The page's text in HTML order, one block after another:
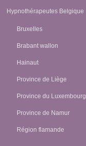
Hypnothérapeutes Belgique
Bruxelles
Brabant wallon
Hainaut
Province de Liège
Province du Luxembourg
Province de Namur
Région flamande